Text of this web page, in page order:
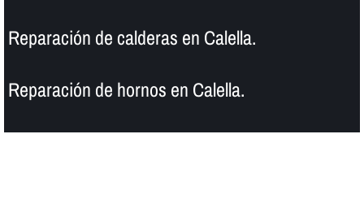
Reparación de calderas en Calella.
Reparación de hornos en Calella.